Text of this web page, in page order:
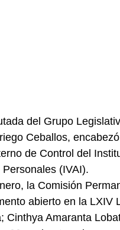
del Grupo
Ceballos,
de Control del
(IVAI).
la Comisión
abierto en la LXIV
Cinthya Amaranta